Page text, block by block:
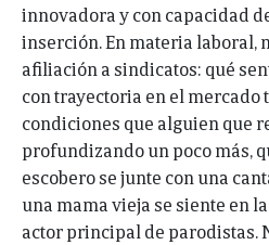
innovadora y con capacidad
inserción. En materia laboral,
afiliación a sindicatos: qué
con trayectoria en el mercado
condiciones que alguien que
profundizando un poco más,
escobero se junte con una
una mama vieja se siente en
actor principal de parodistas.